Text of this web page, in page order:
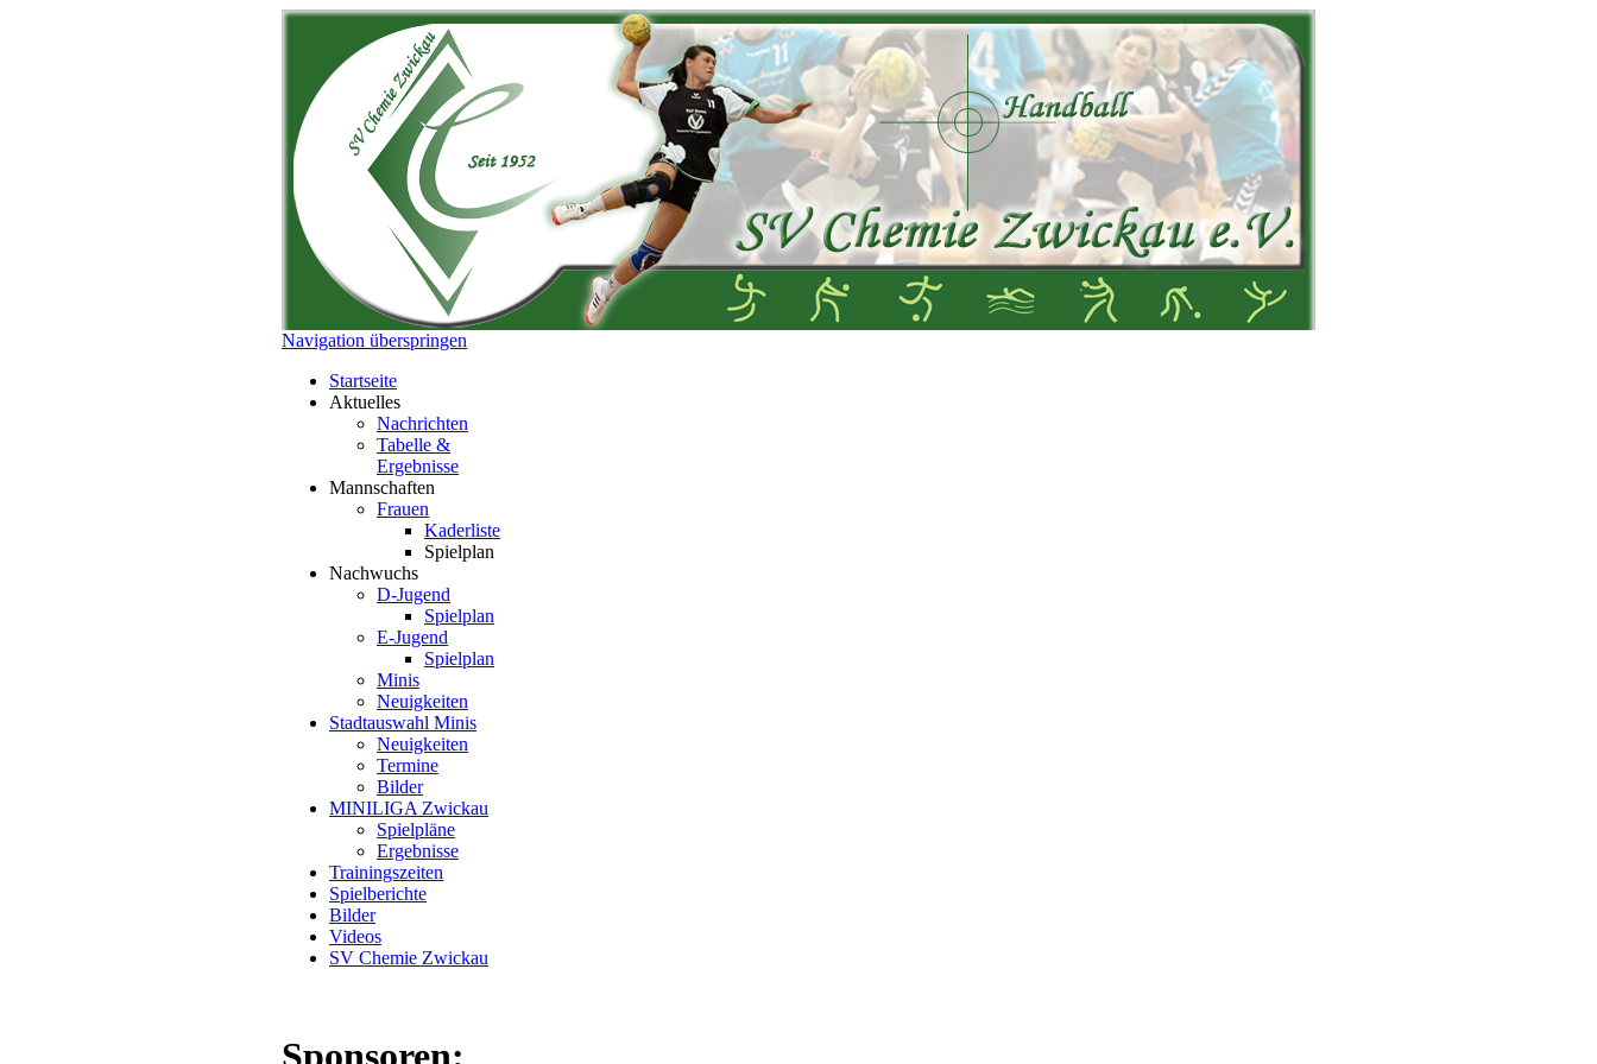
Navigation überspringen
Startseite
Aktuelles
Nachrichten
Tabelle &
Ergebnisse
Mannschaften
Frauen
Kaderliste
Spielplan
Nachwuchs
D-Jugend
Spielplan
E-Jugend
Spielplan
Minis
Neuigkeiten
Stadtauswahl Minis
Neuigkeiten
Termine
Bilder
MINILIGA Zwickau
Spielpläne
Ergebnisse
Trainingszeiten
Spielberichte
Bilder
Videos
SV Chemie Zwickau